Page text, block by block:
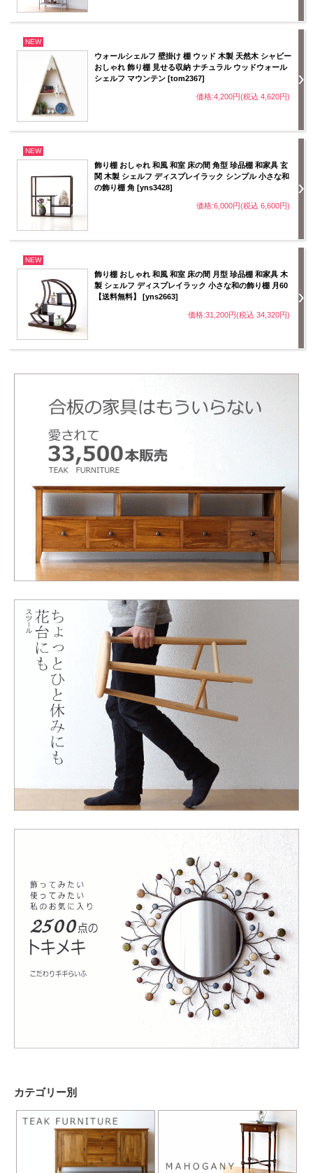
NEW
ウォールシェルフ 壁掛け 棚 ウッド 木製 天然木 シャビー
おしゃれ 飾り棚 見せる収納 ナチュラル ウッドウォール
シェルフ マウンテン [tom2367]
価格:4,200円(税込 4,620円)
NEW
飾り棚 おしゃれ 和風 和室 床の間 角型 珍品棚 和家具 玄
関 木製 シェルフ ディスプレイラック シンプル 小さな和
の飾り棚 角 [yns3428]
価格:6,000円(税込 6,600円)
NEW
飾り棚 おしゃれ 和風 和室 床の間 月型 珍品棚 和家具 木
製 シェルフ ディスプレイラック 小さな和の飾り棚 月60
【送料無料】 [yns2663]
価格:31,200円(税込 34,320円)
カテゴリー別